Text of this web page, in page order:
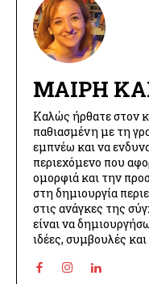
ΜΑΊΡΗ
Καλώς ήρθατε στον
παθιασμένη με τη
εμπνέω και να
περιεχόμενο που
ομορφιά και την
στη δημιουργία
στις ανάγκες της
είναι να
ιδέες, συμβουλές